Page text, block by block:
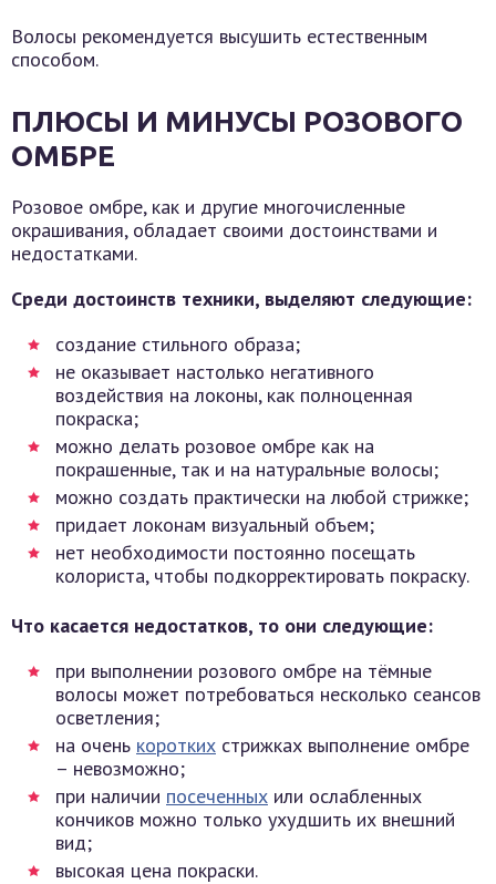
Волосы рекомендуется высушить естественным
способом.
ПЛЮСЫ И МИНУСЫ РОЗОВОГО
ОМБРЕ
Розовое омбре, как и другие многочисленные
окрашивания, обладает своими достоинствами и
недостатками.
Среди достоинств техники, выделяют следующие:
создание стильного образа;
не оказывает настолько негативного
воздействия на локоны, как полноценная
покраска;
можно делать розовое омбре как на
покрашенные, так и на натуральные волосы;
можно создать практически на любой стрижке;
придает локонам визуальный объем;
нет необходимости постоянно посещать
колориста, чтобы подкорректировать покраску.
Что касается недостатков, то они следующие:
при выполнении розового омбре на тёмные
волосы может потребоваться несколько сеансов
осветления;
на очень коротких стрижках выполнение омбре
– невозможно;
при наличии посеченных или ослабленных
кончиков можно только ухудшить их внешний
вид;
высокая цена покраски.